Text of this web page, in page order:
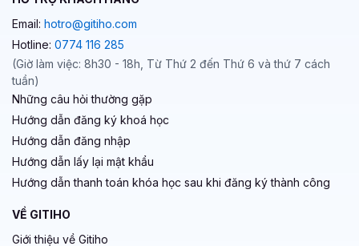
Email: hotro@gitiho.com
Hotline: 0774 116 285
(Giờ làm việc: 8h30 - 18h, Từ Thứ 2 đến Thứ 6 và thứ 7 cách
tuần)
Những câu hỏi thường gặp
Hướng dẫn đăng ký khoá học
Hướng dẫn đăng nhập
Hướng dẫn lấy lại mật khẩu
Hướng dẫn thanh toán khóa học sau khi đăng ký thành công
VỀ GITIHO
Giới thiệu về Gitiho